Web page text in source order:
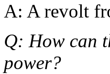
A: A revolt
Q: How can
power?